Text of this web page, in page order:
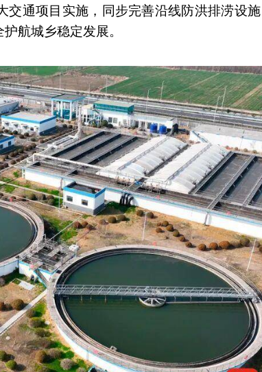
通项目实施，同步完善沿线防洪排涝设
航城乡稳定发展。